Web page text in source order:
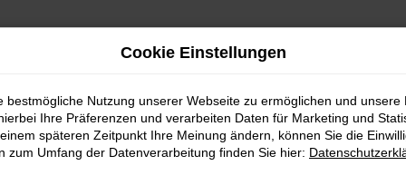
mit Lieferservice
Cookie Einstellungen
bestmögliche Nutzung unserer Webseite zu ermöglichen und unsere
Ihre Präferenzen und verarbeiten Daten für Marketing und
späteren Zeitpunkt Ihre Meinung ändern, können Sie die
zum Umfang der Datenverarbeitung finden Sie hier: